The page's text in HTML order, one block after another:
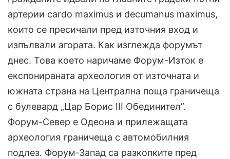
артерии cardo maximus и decumanus maximus,
които се пресичали пред източния вход и
изпълвали агората. Как изглежда форумът
днес. Това което наричаме Форум-Изток е
експонираната археология от източната и
южната страна на Централна поща граничеща
с булевард „Цар Борис III Обединител”.
Форум-Север е Одеона и прилежащата
археология граничеща с автомобилния
подлез. Форум-Запад са разкопките пред